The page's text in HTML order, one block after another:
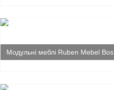
Модульні меблі Ruben Mebel Bos